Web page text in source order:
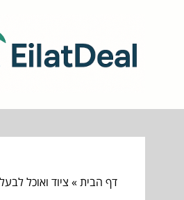
דף הבית» ציוד ואוכל